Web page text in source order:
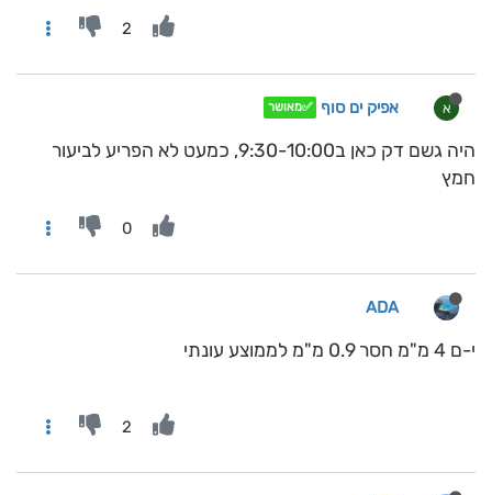
2
א אפיק ים סוף ✅מאושר
היה גשם דק כאן ב9:30-10:00, כמעט לא הפריע לביעור
חמץ
0
ADA
י-ם 4 מ"מ חסר 0.9 מ"מ לממוצע עונתי
2